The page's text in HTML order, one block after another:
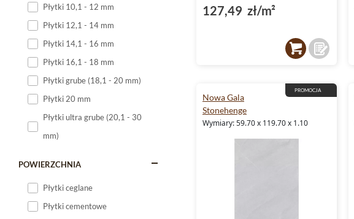
Płytki małe
Płytki 10,1 - 12 mm
Płytki 12,1 - 14 mm
Płytki 14,1 - 16 mm
Płytki 16,1 - 18 mm
Płytki grube (18,1 - 20 mm)
Płytki 20 mm
Płytki ultra grube (20,1 - 30
mm)
POWIERZCHNIA
Płytki ceglane
Płytki cementowe
127,49 zł/m²
PROMOCJA
Nowa Gala
Stonehenge
Wymiary: 59.70 x 119.70 x 1.10